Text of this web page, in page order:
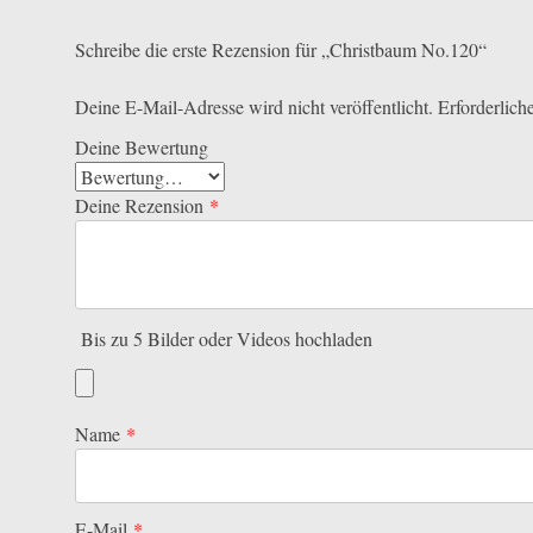
Schreibe die erste Rezension für „Christbaum No.120“
Deine E-Mail-Adresse wird nicht veröffentlicht.
Deine Bewertung
Deine Rezension *
Bis zu 5 Bilder oder Videos hochladen
Name *